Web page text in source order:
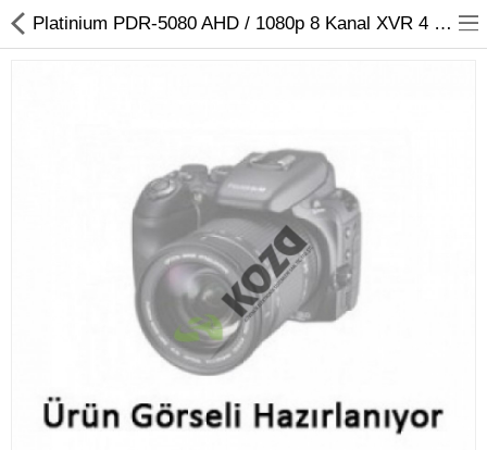
Hırsız Alarm Sistemleri
Yangın Alarm Sistemleri
PDKS Sistemleri
Platinium PDR-5080 AHD / 1080p 8 Kanal XVR 4 IN 1 Hibrit Kayıt Cihazı